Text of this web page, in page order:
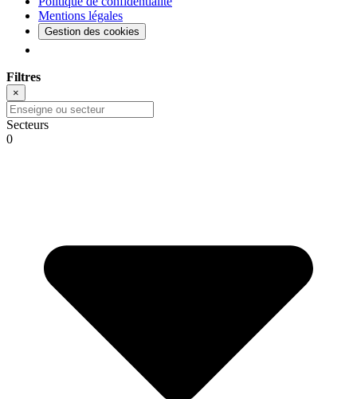
Mentions légales
Gestion des cookies
Filtres
×
Secteurs
0